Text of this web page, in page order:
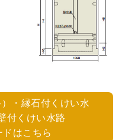
・縁石付くけい水
付くけい水路
はこちら